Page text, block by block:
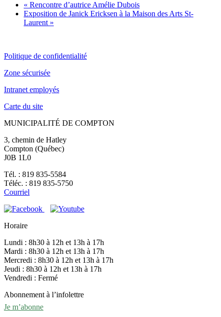
« Rencontre d’autrice Amélie Dubois
Exposition de Janick Ericksen à la Maison des Arts St-
Laurent »
Politique de confidentialité
Zone sécurisée
Intranet employés
Carte du site
MUNICIPALITÉ DE COMPTON
3, chemin de Hatley
Compton (Québec)
J0B 1L0
Tél. : 819 835-5584
Téléc. : 819 835-5750
Courriel
Horaire
Lundi : 8h30 à 12h et 13h à 17h
Mardi : 8h30 à 12h et 13h à 17h
Mercredi : 8h30 à 12h et 13h à 17h
Jeudi : 8h30 à 12h et 13h à 17h
Vendredi : Fermé
Abonnement à l’infolettre
Je m’abonne